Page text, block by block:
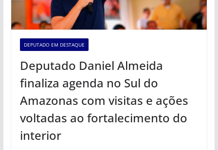
DEPUTADO EM DESTAQUE
Deputado Daniel Almeida
finaliza agenda no Sul do
Amazonas com visitas e ações
voltadas ao fortalecimento do
interior